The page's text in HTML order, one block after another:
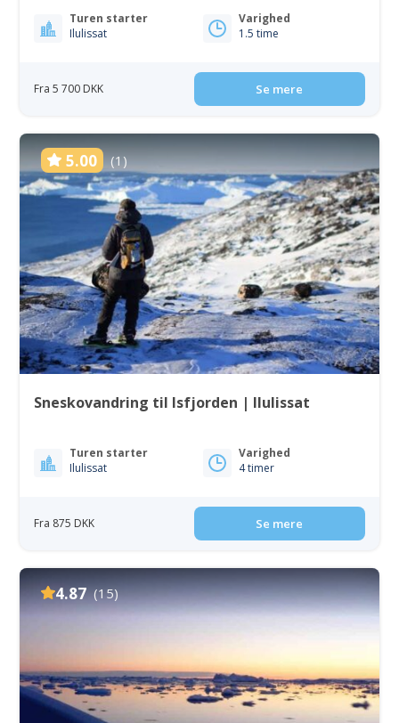
Turen starter
Ilulissat
Varighed
1.5 time
Fra 5 700 DKK Se mere
5.00 (1)
Sneskovandring til Isfjorden | Ilulissat
Turen starter
Ilulissat
Varighed
4 timer
Fra 875 DKK Se mere
4.87 (15)